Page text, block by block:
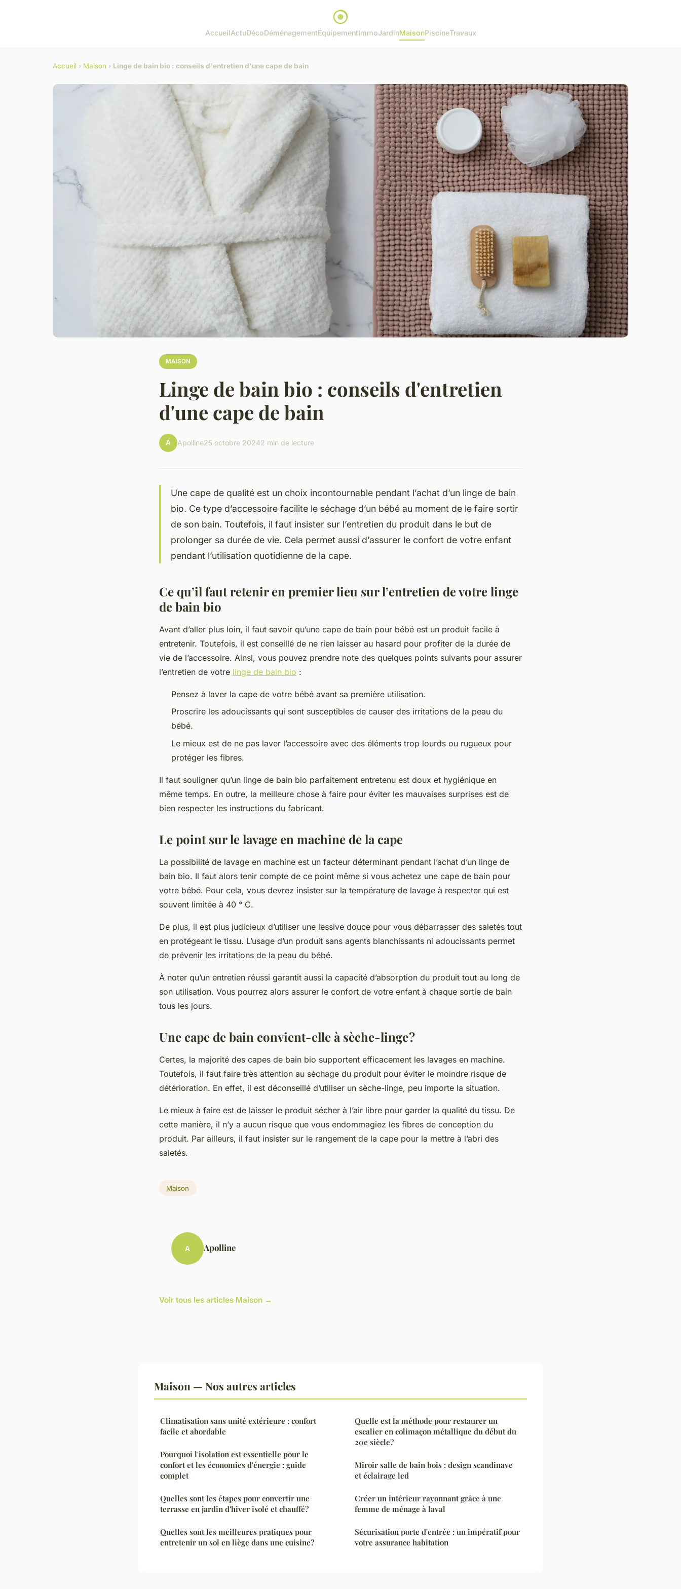
AccueilActuDécoDéménagementÉquipementImmoJardinMaisonPiscineTravaux
Accueil › Maison › Linge de bain bio : conseils d'entretien d'une cape de bain
MAISON
Linge de bain bio : conseils d'entretien
d'une cape de bain
A Apolline25 octobre 20242 min de lecture
Une cape de qualité est un choix incontournable pendant l’achat d’un linge de bain
bio. Ce type d’accessoire facilite le séchage d’un bébé au moment de le faire sortir
de son bain. Toutefois, il faut insister sur l’entretien du produit dans le but de
prolonger sa durée de vie. Cela permet aussi d’assurer le confort de votre enfant
pendant l’utilisation quotidienne de la cape.
Ce qu’il faut retenir en premier lieu sur l’entretien de votre linge
de bain bio
Avant d’aller plus loin, il faut savoir qu’une cape de bain pour bébé est un produit facile à
entretenir. Toutefois, il est conseillé de ne rien laisser au hasard pour profiter de la durée de
vie de l’accessoire. Ainsi, vous pouvez prendre note des quelques points suivants pour assurer
l’entretien de votre linge de bain bio :
Pensez à laver la cape de votre bébé avant sa première utilisation.
Proscrire les adoucissants qui sont susceptibles de causer des irritations de la peau du
bébé.
Le mieux est de ne pas laver l’accessoire avec des éléments trop lourds ou rugueux pour
protéger les fibres.
Il faut souligner qu’un linge de bain bio parfaitement entretenu est doux et hygiénique en
même temps. En outre, la meilleure chose à faire pour éviter les mauvaises surprises est de
bien respecter les instructions du fabricant.
Le point sur le lavage en machine de la cape
La possibilité de lavage en machine est un facteur déterminant pendant l’achat d’un linge de
bain bio. Il faut alors tenir compte de ce point même si vous achetez une cape de bain pour
votre bébé. Pour cela, vous devrez insister sur la température de lavage à respecter qui est
souvent limitée à 40 ° C.
De plus, il est plus judicieux d’utiliser une lessive douce pour vous débarrasser des saletés tout
en protégeant le tissu. L’usage d’un produit sans agents blanchissants ni adoucissants permet
de prévenir les irritations de la peau du bébé.
À noter qu’un entretien réussi garantit aussi la capacité d’absorption du produit tout au long de
son utilisation. Vous pourrez alors assurer le confort de votre enfant à chaque sortie de bain
tous les jours.
Une cape de bain convient-elle à sèche-linge ?
Certes, la majorité des capes de bain bio supportent efficacement les lavages en machine.
Toutefois, il faut faire très attention au séchage du produit pour éviter le moindre risque de
détérioration. En effet, il est déconseillé d’utiliser un sèche-linge, peu importe la situation.
Le mieux à faire est de laisser le produit sécher à l’air libre pour garder la qualité du tissu. De
cette manière, il n’y a aucun risque que vous endommagiez les fibres de conception du
produit. Par ailleurs, il faut insister sur le rangement de la cape pour la mettre à l’abri des
saletés.
Maison
A Apolline
Voir tous les articles Maison →
Maison — Nos autres articles
Climatisation sans unité extérieure : confort
facile et abordable
Pourquoi l'isolation est essentielle pour le
confort et les économies d'énergie : guide
complet
Quelles sont les étapes pour convertir une
terrasse en jardin d'hiver isolé et chauffé?
Quelles sont les meilleures pratiques pour
entretenir un sol en liège dans une cuisine?
Quelle est la méthode pour restaurer un
escalier en colimaçon métallique du début du
20e siècle?
Miroir salle de bain bois : design scandinave
et éclairage led
Créer un intérieur rayonnant grâce à une
femme de ménage à laval
Sécurisation porte d'entrée : un impératif pour
votre assurance habitation